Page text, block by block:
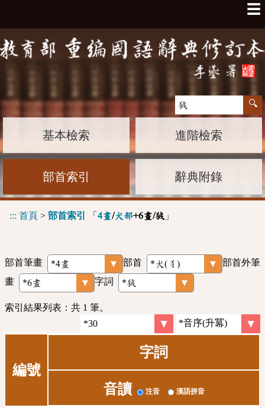
☰
基本檢索 進階檢索
部首索引 辭典附錄
::: 首頁 > 部首索引 「 4畫/犬部+6畫/狨 」
部首筆畫 部首
部首外筆
畫
字詞
索引結果列表：共 1 筆。
編號
字詞
音讀 注音 漢語拼音